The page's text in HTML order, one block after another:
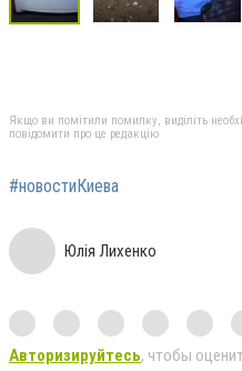
Якщо ви помітили помилку, виділіть
повідомити про це редакцію
#новостиКиева
Юлія Лихенко
Авторизируйтесь, чтобы